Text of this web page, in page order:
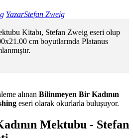
YazarStefan Zweig
Kitabı, Stefan Zweig eseri olup
cm boyutlarında Platanus
alınan Bilinmeyen Bir Kadının
eseri olarak okurlarla buluşuyor.
Mektubu - Stefan